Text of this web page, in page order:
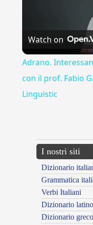
Watch on
Adrano.
con il prof. Fabio
Linguistic
I nostri siti
Dizionario
Grammatica
Verbi Italiani
Dizionario latino
Dizionario